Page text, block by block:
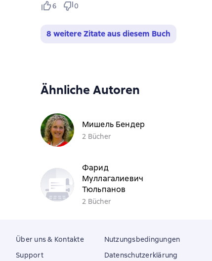
6 0
8 weitere Zitate aus diesem Buch
Ähnliche Autoren
Мишель Бендер
2 Bücher
Фарид
Муллагалиевич
Тюльпанов
2 Bücher
Über uns & Kontakte
Support
Nutzungsbedingungen
Datenschutzerklärung